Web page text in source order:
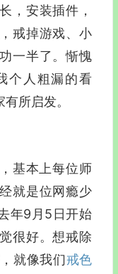
，安装插件，
戒掉游戏、小
一半了。惭愧
个人粗漏的看
所启发。
基本上每位师
就是位网瘾少
年9月5日开始
很好。想戒除
就像我们戒色